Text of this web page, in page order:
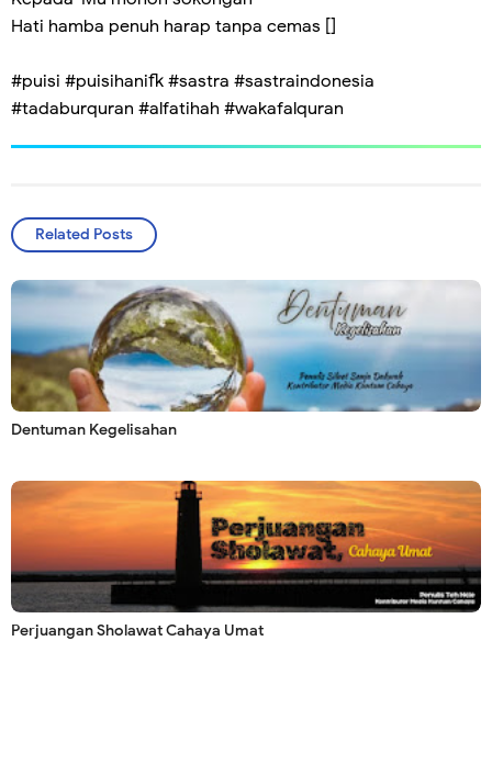
Hati hamba penuh harap tanpa cemas []
#puisi #puisihanifk #sastra #sastraindonesia
#tadaburquran #alfatihah #wakafalquran
Related Posts
Dentuman Kegelisahan
Perjuangan Sholawat Cahaya Umat